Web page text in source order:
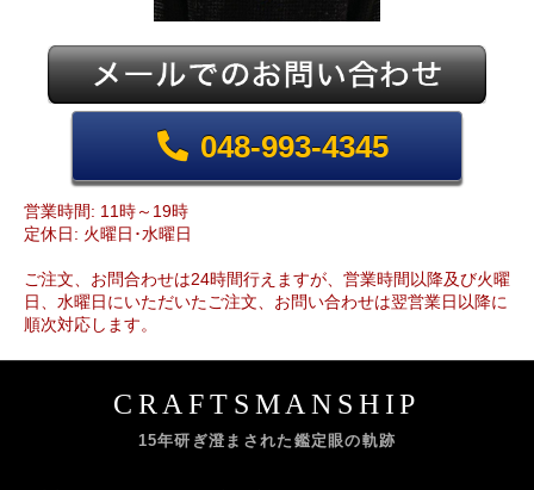
048-993-4345
営業時間: 11時～19時
定休日: 火曜日･水曜日
ご注文、お問合わせは24時間行えますが、営業時間以降及び火曜
日、水曜日にいただいたご注文、お問い合わせは翌営業日以降に
順次対応します。
CRAFTSMANSHIP
15年研ぎ澄まされた鑑定眼の軌跡